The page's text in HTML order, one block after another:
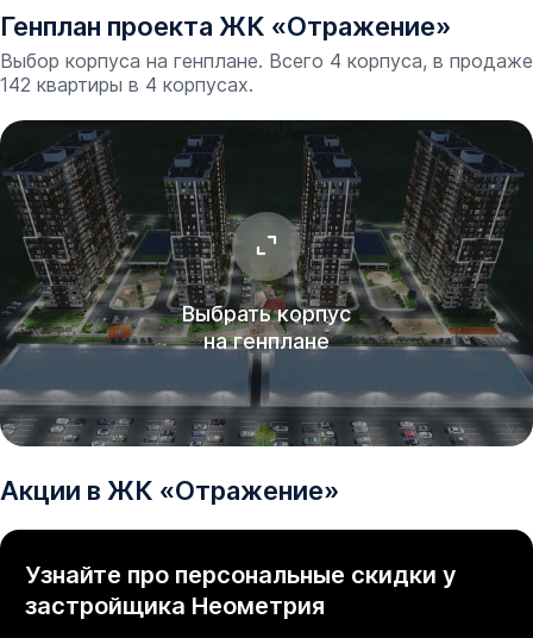
Генплан проекта ЖК «Отражение»
Выбор корпуса на генплане. Всего 4 корпуса, в продаже
142 квартиры в 4 корпусах.
Выбрать корпус
на генплане
Акции в ЖК «Отражение»
Узнайте про персональные скидки у
застройщика Неометрия